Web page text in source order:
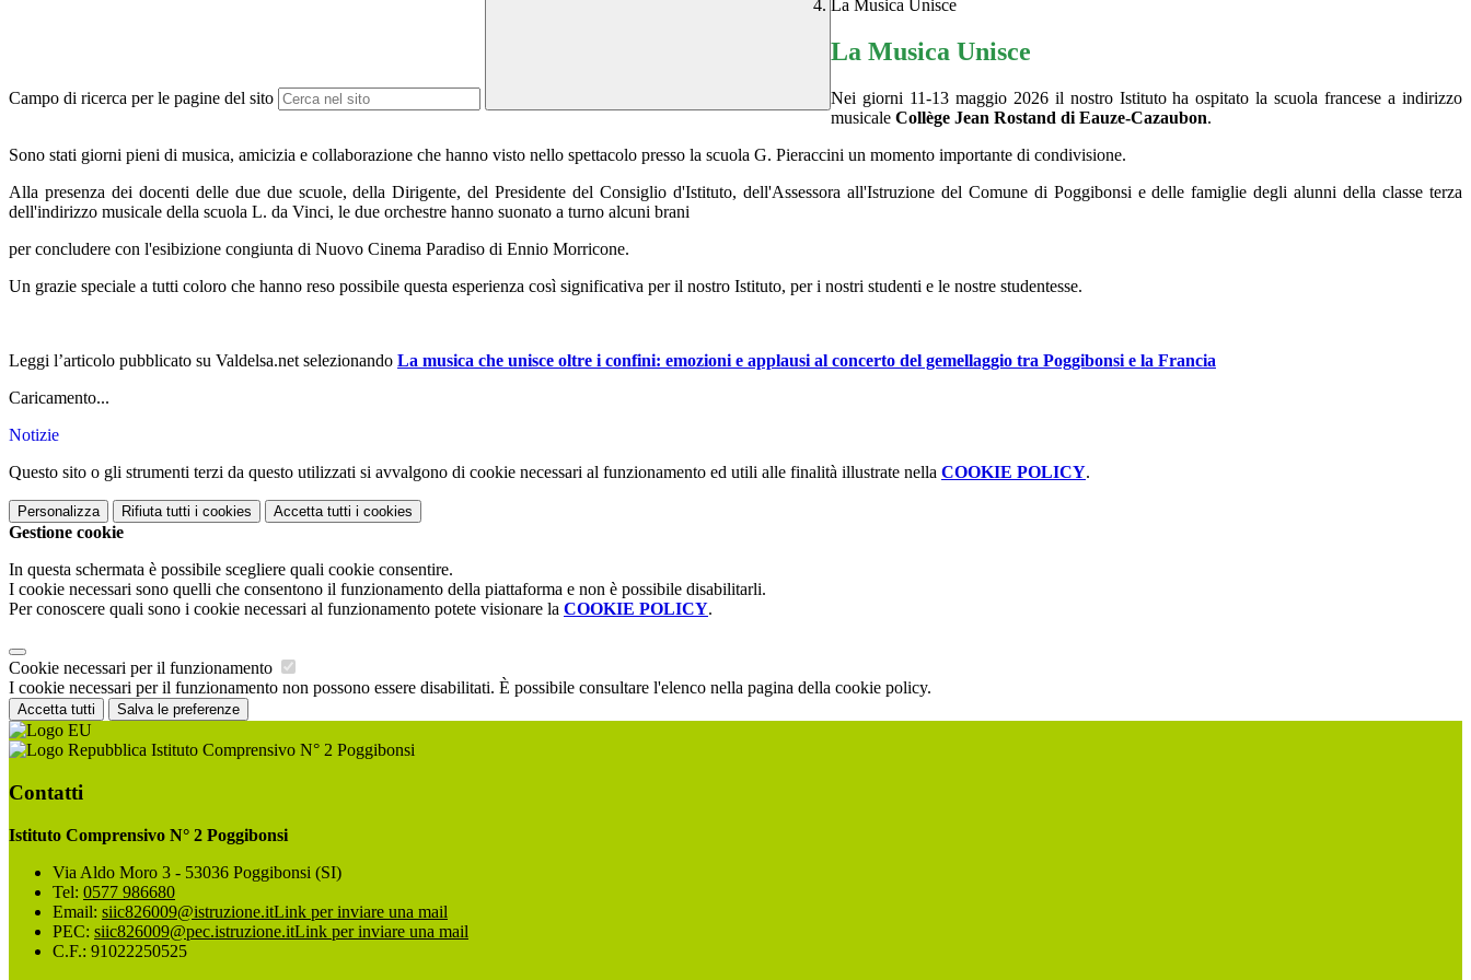
Campo di ricerca per le pagine del sito
La Musica Unisce
La Musica Unisce
Nei giorni 11-13 maggio 2026 il nostro Istituto ha ospitato la scuola francese a indirizzo
musicale Collège Jean Rostand di Eauze-Cazaubon.
Sono stati giorni pieni di musica, amicizia e collaborazione che hanno visto nello spettacolo presso la scuola G. Pieraccini un momento importante di condivisione.
Alla presenza dei docenti delle due due scuole, della Dirigente, del Presidente del Consiglio d'Istituto, dell'Assessora all'Istruzione del Comune di Poggibonsi e delle famiglie degli alunni della classe terza
dell'indirizzo musicale della scuola L. da Vinci, le due orchestre hanno suonato a turno alcuni brani
per concludere con l'esibizione congiunta di Nuovo Cinema Paradiso di Ennio Morricone.
Un grazie speciale a tutti coloro che hanno reso possibile questa esperienza così significativa per il nostro Istituto, per i nostri studenti e le nostre studentesse.
Leggi l’articolo pubblicato su Valdelsa.net selezionando La musica che unisce oltre i confini: emozioni e applausi al concerto del gemellaggio tra Poggibonsi e la Francia
Caricamento...
Notizie
Questo sito o gli strumenti terzi da questo utilizzati si avvalgono di cookie necessari al funzionamento ed utili alle finalità illustrate nella COOKIE POLICY.
Personalizza Rifiuta tutti i cookies Accetta tutti i cookies
Gestione cookie
In questa schermata è possibile scegliere quali cookie consentire.
I cookie necessari sono quelli che consentono il funzionamento della piattaforma e non è possibile disabilitarli.
Per conoscere quali sono i cookie necessari al funzionamento potete visionare la COOKIE POLICY.
Cookie necessari per il funzionamento
I cookie necessari per il funzionamento non possono essere disabilitati. È possibile consultare l'elenco nella pagina della cookie policy.
Accetta tutti Salva le preferenze
Istituto Comprensivo N° 2 Poggibonsi
Contatti
Istituto Comprensivo N° 2 Poggibonsi
Via Aldo Moro 3 - 53036 Poggibonsi (SI)
Tel: 0577 986680
Email: siic826009@istruzione.itLink per inviare una mail
PEC: siic826009@pec.istruzione.itLink per inviare una mail
C.F.: 91022250525